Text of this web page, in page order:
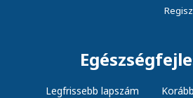
Legfrissebb lapszám